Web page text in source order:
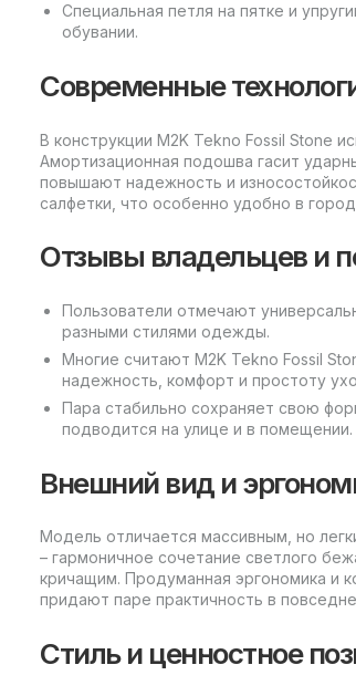
Специальная петля на пятке и
обувании.
Современные
В конструкции M2K Tekno Fossil Stone
Амортизационная подошва гасит
повышают надежность и
салфетки, что особенно удобно в
Отзывы владельцев и
Пользователи отмечают
разными стилями одежды.
Многие считают M2K Tekno Fossil
надежность, комфорт и простоту
Пара стабильно сохраняет свою
подводится на улице и в помещении.
Внешний вид и
Модель отличается массивным, но
– гармоничное сочетание светлого
кричащим. Продуманная эргономика и
придают паре практичность в
Стиль и ценностное